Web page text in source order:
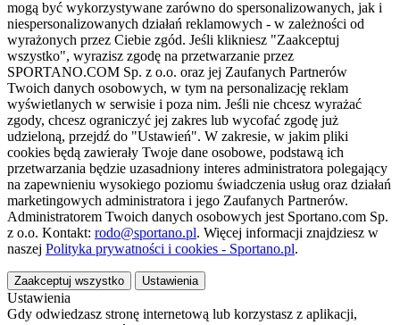
mogą być wykorzystywane zarówno do spersonalizowanych, jak i
niespersonalizowanych działań reklamowych - w zależności od
wyrażonych przez Ciebie zgód. Jeśli klikniesz "Zaakceptuj
wszystko", wyrazisz zgodę na przetwarzanie przez
SPORTANO.COM Sp. z o.o. oraz jej Zaufanych Partnerów
Twoich danych osobowych, w tym na personalizację reklam
wyświetlanych w serwisie i poza nim. Jeśli nie chcesz wyrażać
zgody, chcesz ograniczyć jej zakres lub wycofać zgodę już
udzieloną, przejdź do "Ustawień". W zakresie, w jakim pliki
cookies będą zawierały Twoje dane osobowe, podstawą ich
przetwarzania będzie uzasadniony interes administratora polegający
na zapewnieniu wysokiego poziomu świadczenia usług oraz działań
marketingowych administratora i jego Zaufanych Partnerów.
Administratorem Twoich danych osobowych jest Sportano.com Sp.
z o.o. Kontakt: rodo@sportano.pl. Więcej informacji znajdziesz w
naszej Polityka prywatności i cookies - Sportano.pl.
Zaakceptuj wszystko Ustawienia
Ustawienia
Gdy odwiedzasz stronę internetową lub korzystasz z aplikacji,